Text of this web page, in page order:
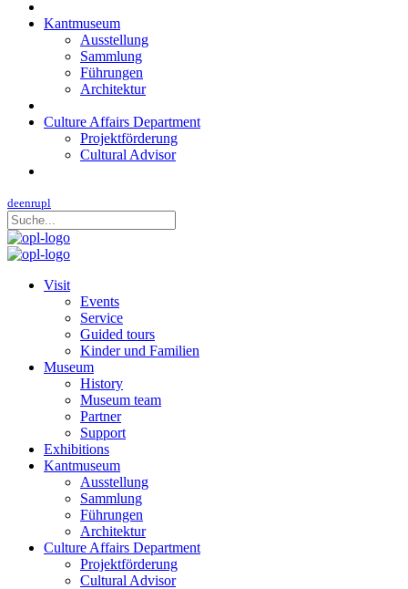
Kantmuseum
Ausstellung
Sammlung
Führungen
Architektur
Culture Affairs Department
Projektförderung
Cultural Advisor
deenrupl
Visit
Events
Service
Guided tours
Kinder und Familien
Museum
History
Museum team
Partner
Support
Exhibitions
Kantmuseum
Ausstellung
Sammlung
Führungen
Architektur
Culture Affairs Department
Projektförderung
Cultural Advisor